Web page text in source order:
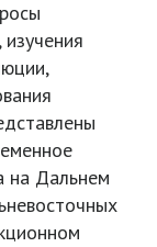
на Дальнем